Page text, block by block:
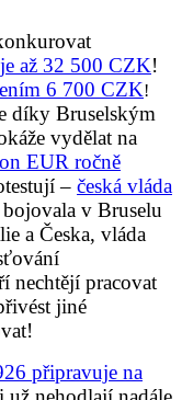
až 32 500 CZK!
6 700 CZK!
díky Bruselským
vydělat na
EUR ročně
– česká vláda
v Bruselu
a Česka, vláda
nechtějí pracovat
jiné
připravuje na